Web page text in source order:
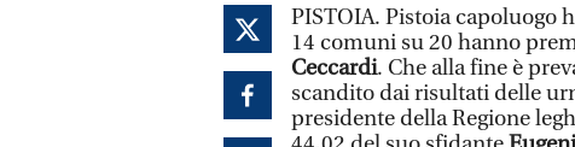
PISTOIA. Pistoia capoluogo
14 comuni su 20 hanno
Ceccardi. Che alla fine è
scandito dai risultati delle
presidente della Regione